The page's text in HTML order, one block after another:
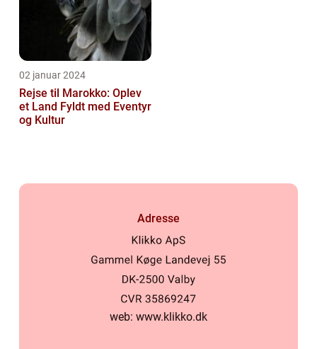
02 januar 2024
Rejse til Marokko: Oplev
et Land Fyldt med Eventyr
og Kultur
Adresse
web: www.klikko.dk